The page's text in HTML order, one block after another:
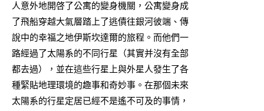
人意外地開啓了公寓的變身機關，公寓變身成
了飛船穿越大氣層踏上了逃債往銀河彼端、傳
說中的幸福之地伊斯坎達爾的旅程。而他們一
路經過了太陽系的不同行星（其實并沒有全部
都去過），並在這些行星上與外星人發生了各
種緊貼地理環境的趣事和奇妙事。在那個未來
太陽系的行星定居已經不是遙不可及的事情，